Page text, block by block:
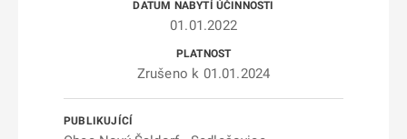
01.01.2022
Zrušeno k 01.01.2024